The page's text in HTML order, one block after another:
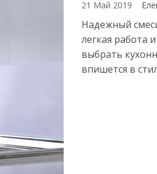
21 Май 2019
Надежный
легкая работа
выбрать
впишется в